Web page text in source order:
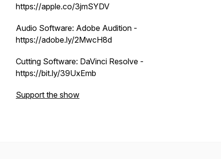
https://apple.co/3jmSYDV
Audio Software: Adobe Audition -
https://adobe.ly/2MwcH8d
Cutting Software: DaVinci Resolve -
https://bit.ly/39UxEmb
Support the show